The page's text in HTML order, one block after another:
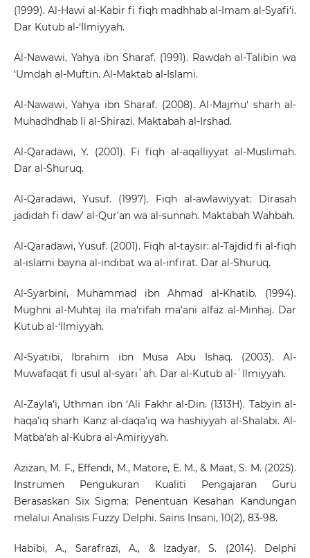
(1999). Al-Hawi al-Kabir fi fiqh madhhab al-Imam al-Syafi‘i.
Dar Kutub al-‘Ilmiyyah.
Al-Nawawi, Yahya ibn Sharaf. (1991). Rawdah al-Talibin wa
‘Umdah al-Muftin. Al-Maktab al-Islami.
Al-Nawawi, Yahya ibn Sharaf. (2008). Al-Majmu‘ sharh al-
Muhadhdhab li al-Shirazi. Maktabah al-Irshad.
Al-Qaradawi, Y. (2001). Fi fiqh al-aqalliyyat al-Muslimah.
Dar al-Shuruq.
Al-Qaradawi, Yusuf. (1997). Fiqh al-awlawiyyat: Dirasah
jadidah fi daw’ al-Qur’an wa al-sunnah. Maktabah Wahbah.
Al-Qaradawi, Yusuf. (2001). Fiqh al-taysir: al-Tajdid fi al-fiqh
al-islami bayna al-indibat wa al-infirat. Dar al-Shuruq.
Al-Syarbini, Muhammad ibn Ahmad al-Khatib. (1994).
Mughni al-Muhtaj ila ma‘rifah ma‘ani alfaz al-Minhaj. Dar
Kutub al-‘Ilmiyyah.
Al-Syatibi, Ibrahim ibn Musa Abu Ishaq. (2003). Al-
Muwafaqat fi usul al-syariʿah. Dar al-Kutub al-ʿIlmiyyah.
Al-Zayla‘i, Uthman ibn ‘Ali Fakhr al-Din. (1313H). Tabyin al-
haqa’iq sharh Kanz al-daqa’iq wa hashiyyah al-Shalabi. Al-
Matba‘ah al-Kubra al-Amiriyyah.
Azizan, M. F., Effendi, M., Matore, E. M., & Maat, S. M. (2025).
Instrumen Pengukuran Kualiti Pengajaran Guru
Berasaskan Six Sigma: Penentuan Kesahan Kandungan
melalui Analisis Fuzzy Delphi. Sains Insani, 10(2), 83-98.
Habibi, A., Sarafrazi, A., & Izadyar, S. (2014). Delphi